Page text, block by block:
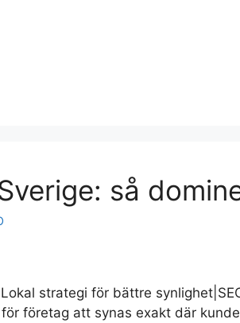
så
strategi för bättre
företag att synas exakt där